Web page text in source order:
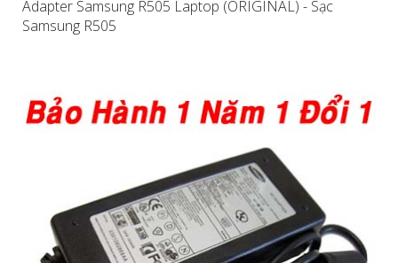
Adapter Samsung R505 Laptop (ORIGINAL) - Sạc
Samsung R505